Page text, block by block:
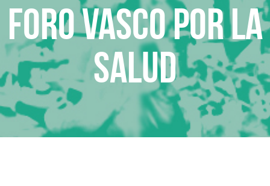
Foro Vasco por la
Salud